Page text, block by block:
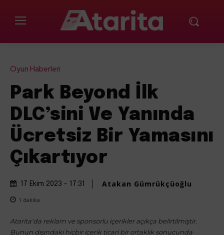
Oyun Haberleri
Park Beyond İlk
DLC’sini Ve Yanında
Ücretsiz Bir Yamasını
Çıkartıyor
17 Ekim 2023 - 17:31 Atakan Gümrükçüoğlu
1 dakika
Atarita'da reklam ve sponsorlu içerikler açıkça belirtilmiştir.
Bunun dışındaki hiçbir içerik ticari bir ortaklık sonucunda